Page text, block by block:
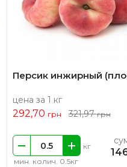
Персик инжирный
цена за 1 кг
292,70 грн 321,97грн
мин. колич. 0.5кг
кг